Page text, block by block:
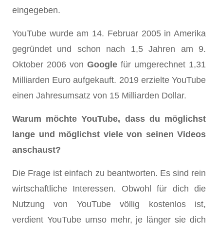
eingegeben.
YouTube wurde am 14. Februar 2005 in Amerika
gegründet und schon nach 1,5 Jahren am 9.
Oktober 2006 von Google für umgerechnet 1,31
Milliarden Euro aufgekauft. 2019 erzielte YouTube
einen Jahresumsatz von 15 Milliarden Dollar.
Warum möchte YouTube, dass du möglichst
lange und möglichst viele von seinen Videos
anschaust?
Die Frage ist einfach zu beantworten. Es sind rein
wirtschaftliche Interessen. Obwohl für dich die
Nutzung von YouTube völlig kostenlos ist,
verdient YouTube umso mehr, je länger sie dich